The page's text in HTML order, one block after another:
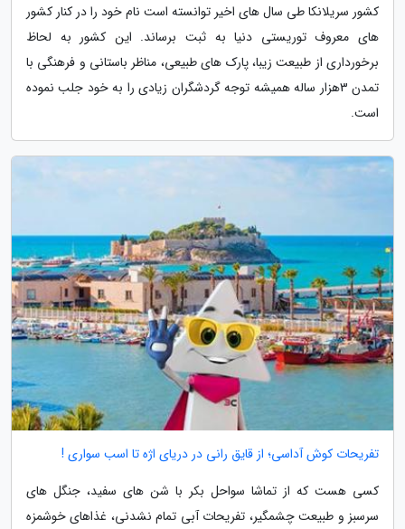
کشور سریلانکا طی سال های اخیر توانسته است نام خود را در کنار کشور
های معروف توریستی دنیا به ثبت برساند. این کشور به لحاظ
برخورداری از طبیعت زیبا، پارک های طبیعی، مناظر باستانی و فرهنگی با
تمدن 3‬هزار ساله همیشه توجه گردشگران زیادی را به خود جلب نموده
است.
تفریحات کوش آداسی؛ از قایق رانی در دریای اژه تا اسب سواری !
کسی هست که از تماشا سواحل بکر با شن های سفید، جنگل های
سرسبز و طبیعت چشمگیر، تفریحات آبی تمام نشدنی، غذاهای خوشمزه